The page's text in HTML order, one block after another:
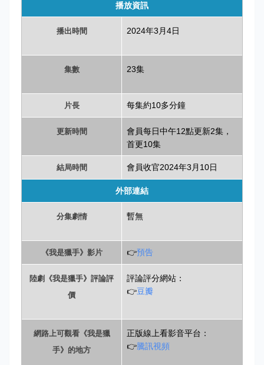
播放資訊
播出時間 2024年3月4日
集數 23集
片長 每集約10多分鐘
更新時間
會員每日中午12點更新2集，
首更10集
結局時間 會員收官2024年3月10日
外部連結
分集劇情 暫無
《我是獵手》影片 👉預告
陸劇《我是獵手》評論評
價
評論評分網站：
👉豆瓣
網路上可觀看《我是獵
手》的地方
正版線上看影音平台：
👉騰訊視頻